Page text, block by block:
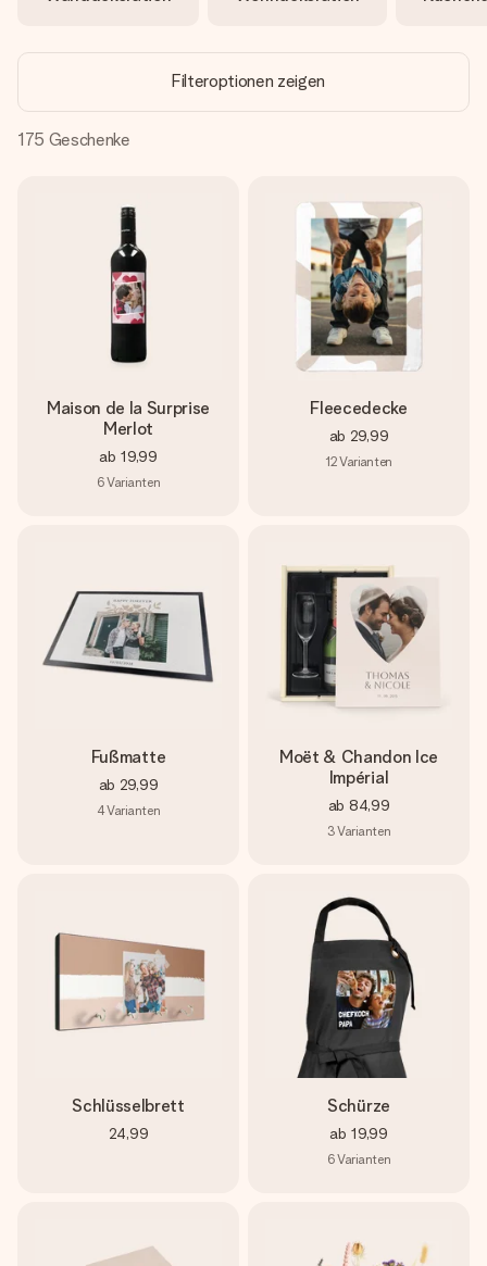
Montag - Freitag : 8:30 - 17:00 Uhr
Filteroptionen zeigen
175 Geschenke
Maison de la Surprise
Merlot
ab 19,99
6Varianten
Fleecedecke
ab 29,99
12Varianten
Fußmatte
ab 29,99
4Varianten
Moët & Chandon Ice
Impérial
ab 84,99
3Varianten
Schlüsselbrett
24,99
Schürze
ab 19,99
6Varianten